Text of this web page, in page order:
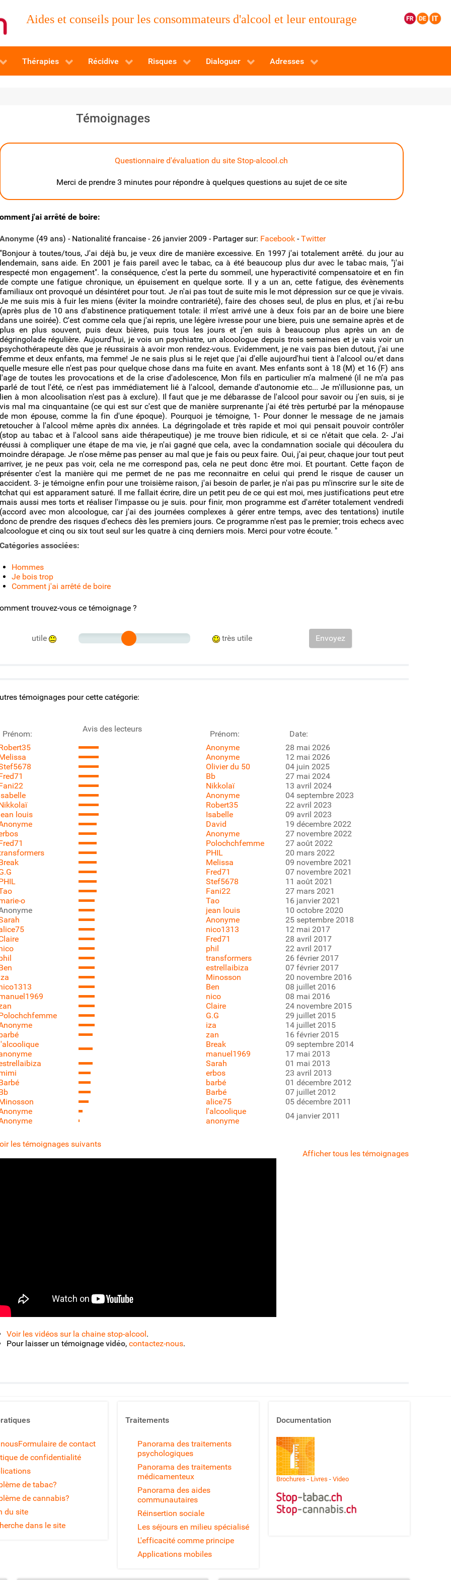
Aides et conseils pour les consommateurs d'alcool et leur entourage
Thérapies Récidive Risques Dialoguer Adresses
Témoignages
Questionnaire d'évaluation du site Stop-alcool.ch
Merci de prendre 3 minutes pour répondre à quelques questions au sujet de ce site
j'ai arrêté de boire:
(49 ans) - Nationalité francaise - 26 janvier 2009 - Partager sur: Facebook-Twitter
à toutes/tous, J'ai déjà bu, je veux dire de manière excessive. En 1997 j'ai totalement arrêté. du jour au
sans aide. En 2001 je fais pareil avec le tabac, ca à été beaucoup plus dur avec le tabac mais, "j'ai
mon engagement". la conséquence, c'est la perte du sommeil, une hyperactivité compensatoire et en fin
compte une fatigue chronique, un épuisement en quelque sorte. Il y a un an, cette fatigue, des évènements
ont provoqué un désintéret pour tout. Je n'ai pas tout de suite mis le mot dépression sur ce que je vivais.
me suis mis à fuir les miens (éviter la moindre contrariété), faire des choses seul, de plus en plus, et j'ai re-bu
plus de 10 ans d'abstinence pratiquement totale: il m'est arrivé une à deux fois par an de boire une biere
une soirée). C'est comme cela que j'ai repris, une légère ivresse pour une biere, puis une semaine après et de
en plus souvent, puis deux bières, puis tous les jours et j'en suis à beaucoup plus après un an de
régulière. Aujourd'hui, je vois un psychiatre, un alcoologue depuis trois semaines et je vais voir un
dès que je réussirais à avoir mon rendez-vous. Evidemment, je ne vais pas bien dutout, j'ai une
et deux enfants, ma femme! Je ne sais plus si le rejet que j'ai d'elle aujourd'hui tient à l'alcool ou/et dans
mesure elle n'est pas pour quelque chose dans ma fuite en avant. Mes enfants sont à 18 (M) et 16 (F) ans
de toutes les provocations et de la crise d'adolescence, Mon fils en particulier m'a malmené (il ne m'a pas
de tout l'été, ce n'est pas immédiatement lié à l'alcool, demande d'autonomie etc... Je m'illusionne pas, un
à mon alcoolisation n'est pas à exclure). Il faut que je me débarasse de l'alcool pour savoir ou j'en suis, si je
mal ma cinquantaine (ce qui est sur c'est que de manière surprenante j'ai été très perturbé par la ménopause
mon épouse, comme la fin d'une époque). Pourquoi je témoigne, 1- Pour donner le message de ne jamais
à l'alcool même après dix années. La dégringolade et très rapide et moi qui pensait pouvoir contrôler
au tabac et à l'alcool sans aide thérapeutique) je me trouve bien ridicule, et si ce n'était que cela. 2- J'ai
à compliquer une étape de ma vie, je n'ai gagné que cela, avec la condamnation sociale qui découlera du
dérapage. Je n'ose même pas penser au mal que je fais ou peux faire. Oui, j'ai peur, chaque jour tout peut
je ne peux pas voir, cela ne me correspond pas, cela ne peut donc être moi. Et pourtant. Cette façon de
c'est la manière qui me permet de ne pas me reconnaitre en celui qui prend le risque de causer un
3- je témoigne enfin pour une troisième raison, j'ai besoin de parler, je n'ai pas pu m'inscrire sur le site de
qui est apparament saturé. Il me fallait écrire, dire un petit peu de ce qui est moi, mes justifications peut etre
aussi mes torts et réaliser l'impasse ou je suis. pour finir, mon programme est d'arréter totalement vendredi
avec mon alcoologue, car j'ai des journées complexes à gérer entre temps, avec des tentations) inutile
de prendre des risques d'echecs dès les premiers jours. Ce programme n'est pas le premier; trois echecs avec
et cinq ou six tout seul sur les quatre à cinq derniers mois. Merci pour votre écoute. "
associées:
Hommes
Je bois trop
Comment j'ai arrêté de boire
trouvez-vous ce témoignage ?
utile très utile Envoyez
témoignages pour cette catégorie:
Prénom:
Avis des lecteurs
louis
o
Prénom:
Date:
Anonyme
28 mai 2026
Anonyme
12 mai 2026
Olivier du 50
04 juin 2025
Bb
27 mai 2024
Nikkolaï
13 avril 2024
Anonyme
04 septembre 2023
Robert35
22 avril 2023
Isabelle
09 avril 2023
David
19 décembre 2022
Anonyme
27 novembre 2022
Polochchfemme
27 août 2022
PHIL
20 mars 2022
Melissa
09 novembre 2021
Fred71
07 novembre 2021
Stef5678
11 août 2021
Fani22
27 mars 2021
Tao
16 janvier 2021
jean louis
10 octobre 2020
Anonyme
25 septembre 2018
nico1313
12 mai 2017
Fred71
28 avril 2017
phil
22 avril 2017
transformers
26 février 2017
estrellaibiza
07 février 2017
Minosson
20 novembre 2016
Ben
08 juillet 2016
nico
08 mai 2016
Claire
24 novembre 2015
G.G
29 juillet 2015
iza
14 juillet 2015
zan
16 février 2015
Break
09 septembre 2014
manuel1969
17 mai 2013
Sarah
01 mai 2013
erbos
23 avril 2013
barbé
01 décembre 2012
Barbé
07 juillet 2012
alice75
05 décembre 2011
l'alcoolique
anonyme
04 janvier 2011
les témoignages suivants
Afficher tous les témoignages
Voir les vidéos sur la chaine stop-alcool .
Pour laisser un témoignage vidéo, contactez-nous.
Formulaire de contact
de confidentialité
de tabac?
de cannabis?
du site
dans le site
Traitements
Panorama des traitements
psychologiques
Panorama des traitements
médicamenteux
Panorama des aides
communautaires
Réinsertion sociale
Les séjours en milieu spécialisé
L'efficacité comme principe
Applications mobiles
Documentation
Brochures - Livres - Video